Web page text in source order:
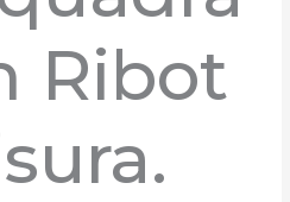
Ribot